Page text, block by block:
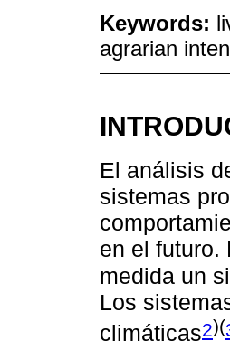
Keywords:
agrarian
El análisis
sistemas
en el futuro.
medida un
Los
climáticas2)(